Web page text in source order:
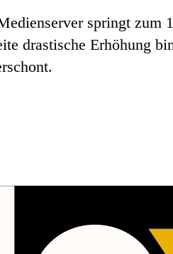
springt zum
drastische Erhöhung